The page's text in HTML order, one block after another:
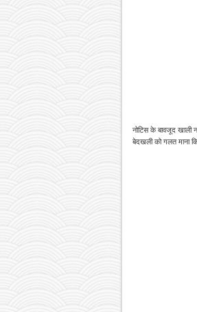
नोटिस के बावजूद खाली
बेदखली को गलत माना